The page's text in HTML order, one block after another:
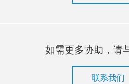
如需更多协助，请
联系我们